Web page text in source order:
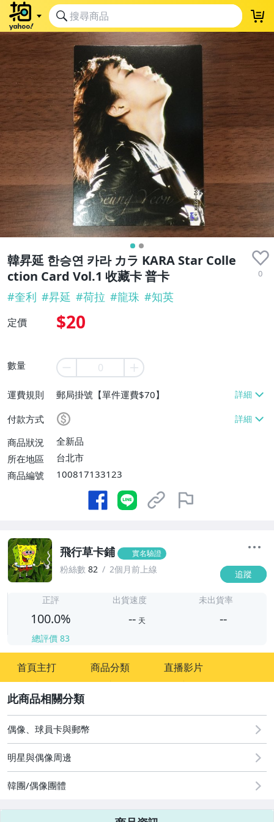
韓昇延 한승연 카라 カラ KARA Star Colle
ction Card Vol.1 收藏卡 普卡
0
#奎利 #昇延 #荷拉 #龍珠 #知英
定價 $20
數量
運費規則
郵局掛號【單件運費$70】
付款方式
商品狀況
全新品
所在地區
台北市
商品編號
100817133123
飛行草卡鋪 實名驗證
粉絲數 82 2個月前上線 追蹤
正評
100.0%
總評價 83
出貨速度
-- 天
未出貨率
--
首頁主打 商品分類 直播影片
偶像、球員卡與郵幣
明星與偶像周邊
韓團/偶像團體